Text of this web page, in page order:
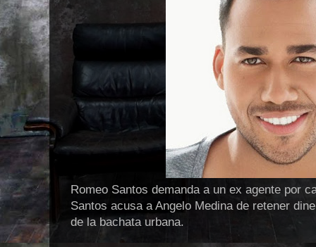
Romeo Santos demanda a un ex agente por
Santos acusa a Angelo Medina de retener
de la bachata urbana.